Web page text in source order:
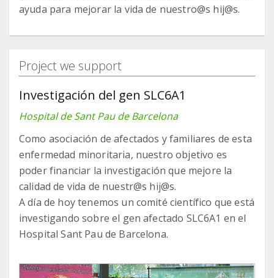
ayuda para mejorar la vida de nuestro@s hij@s.
Project we support
Investigación del gen SLC6A1
Hospital de Sant Pau de Barcelona
Como asociación de afectados y familiares de esta
enfermedad minoritaria, nuestro objetivo es
poder financiar la investigación que mejore la
calidad de vida de nuestr@s hij@s.
A día de hoy tenemos un comité científico que está
investigando sobre el gen afectado SLC6A1 en el
Hospital Sant Pau de Barcelona.